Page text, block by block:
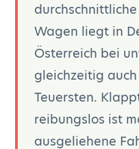
Wagen liegt in
Österreich bei
gleichzeitig
Teuersten.
reibungslos ist
ausgeliehene